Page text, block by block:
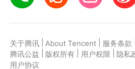
关于腾讯 About Tencent 服务条款
腾讯公益
版权所有 用户权限 隐私
用户协议